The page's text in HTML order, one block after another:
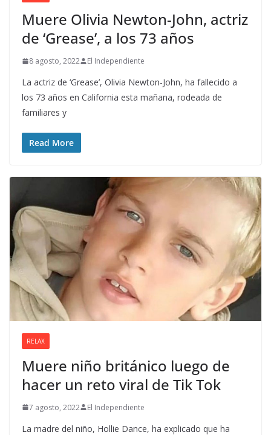
Muere Olivia Newton-John, actriz
de ‘Grease’, a los 73 años
8 agosto, 2022 El Independiente
La actriz de ‘Grease’, Olivia Newton-John, ha fallecido a
los 73 años en California esta mañana, rodeada de
familiares y
Read More
RELAX
Muere niño británico luego de
hacer un reto viral de Tik Tok
7 agosto, 2022 El Independiente
La madre del niño, Hollie Dance, ha explicado que ha